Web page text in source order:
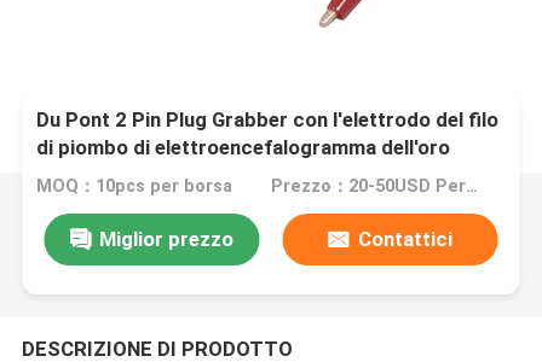
Du Pont 2 Pin Plug Grabber con l'elettrodo del filo
di piombo di elettroencefalogramma dell'oro
placcato Leadwires molli degli elettrodi di
elettroencefalogramma delle coperture esterne
MOQ：10pcs per borsa Prezzo：20-50USD Per set
Miglior prezzo Contattici
DESCRIZIONE DI PRODOTTO